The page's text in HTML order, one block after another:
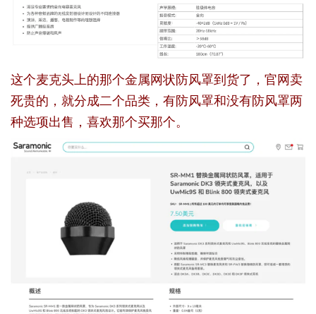
这个麦克头上的那个金属网状防风罩到货了，官网卖
死贵的，就分成二个品类，有防风罩和没有防风罩两
种选项出售，喜欢那个买那个。